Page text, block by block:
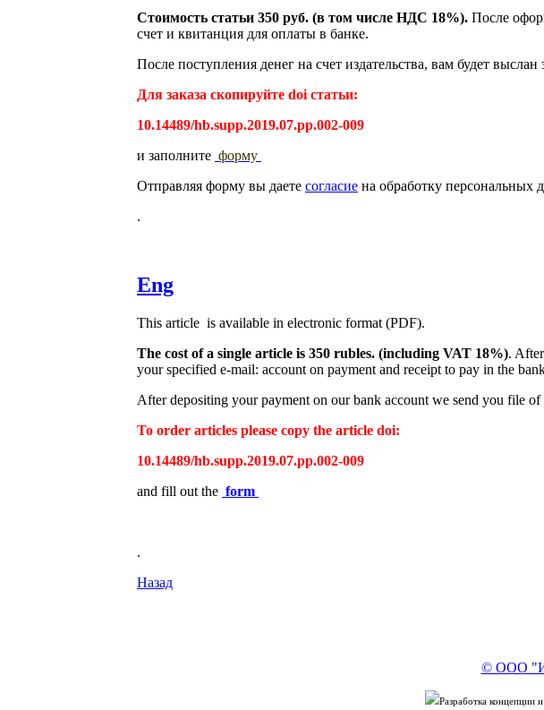
Стоимость статьи 350 руб. (в том числе НДС 18%). После
счет и квитанция для оплаты в банке.
После поступления денег на счет издательства, вам будет
Для заказа скопируйте doi статьи:
10.14489/hb.supp.2019.07.pp.002-009
и заполните форму
Отправляя форму вы даете согласие на обработку персональных
.
Eng
This article is available in electronic format (PDF).
The cost of a single article is 350 rubles. (including VAT 18%).
your specified e-mail: account on payment and receipt to pay in the
After depositing your payment on our bank account we send you file
To order articles please copy the article doi:
10.14489/hb.supp.2019.07.pp.002-009
and fill out the form
.
Назад
© ООО
Разработка концепции